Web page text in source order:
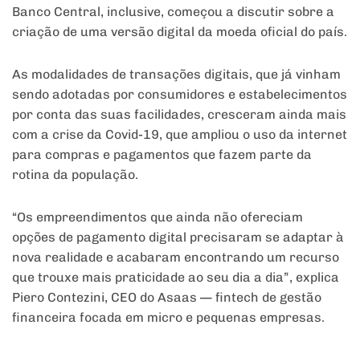
Banco Central, inclusive, começou a discutir sobre a
criação de uma versão digital da moeda oficial do país.
As modalidades de transações digitais, que já vinham
sendo adotadas por consumidores e estabelecimentos
por conta das suas facilidades, cresceram ainda mais
com a crise da Covid-19, que ampliou o uso da internet
para compras e pagamentos que fazem parte da
rotina da população.
“Os empreendimentos que ainda não ofereciam
opções de pagamento digital precisaram se adaptar à
nova realidade e acabaram encontrando um recurso
que trouxe mais praticidade ao seu dia a dia”, explica
Piero Contezini, CEO do Asaas — fintech de gestão
financeira focada em micro e pequenas empresas.